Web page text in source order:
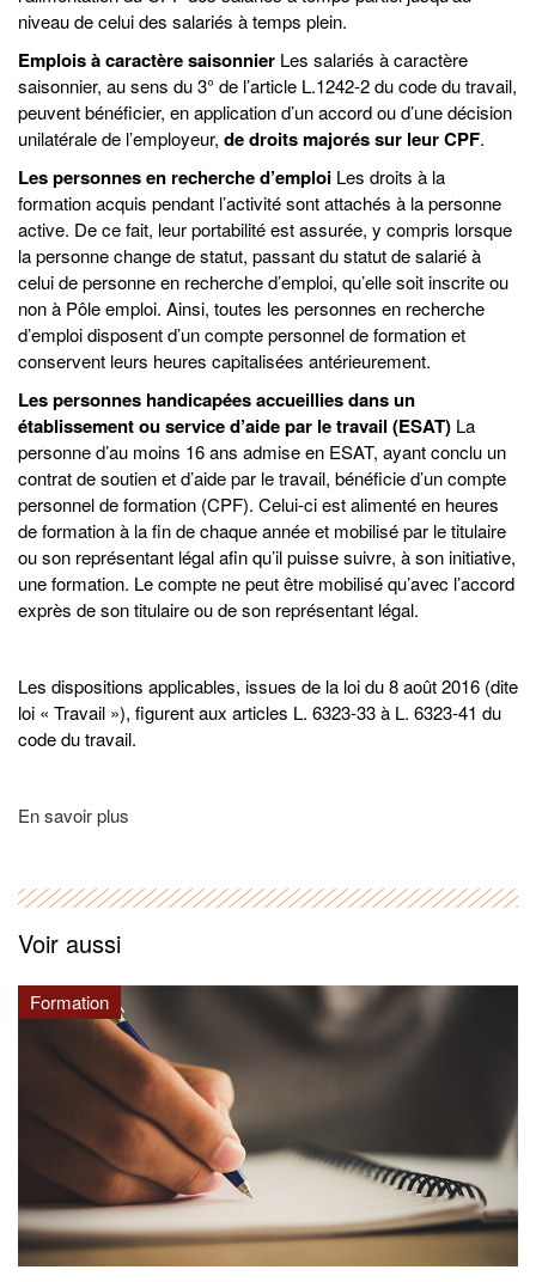
niveau de celui des salariés à temps plein.
Emplois à caractère saisonnier Les salariés à caractère
saisonnier, au sens du 3° de l’article L.1242-2 du code du travail,
peuvent bénéficier, en application d’un accord ou d’une décision
unilatérale de l’employeur, de droits majorés sur leur CPF.
Les personnes en recherche d’emploi Les droits à la
formation acquis pendant l’activité sont attachés à la personne
active. De ce fait, leur portabilité est assurée, y compris lorsque
la personne change de statut, passant du statut de salarié à
celui de personne en recherche d’emploi, qu’elle soit inscrite ou
non à Pôle emploi. Ainsi, toutes les personnes en recherche
d’emploi disposent d’un compte personnel de formation et
conservent leurs heures capitalisées antérieurement.
Les personnes handicapées accueillies dans un
établissement ou service d’aide par le travail (ESAT) La
personne d’au moins 16 ans admise en ESAT, ayant conclu un
contrat de soutien et d’aide par le travail, bénéficie d’un compte
personnel de formation (CPF). Celui-ci est alimenté en heures
de formation à la fin de chaque année et mobilisé par le titulaire
ou son représentant légal afin qu’il puisse suivre, à son initiative,
une formation. Le compte ne peut être mobilisé qu’avec l’accord
exprès de son titulaire ou de son représentant légal.
Les dispositions applicables, issues de la loi du 8 août 2016 (dite
loi « Travail »), figurent aux articles L. 6323-33 à L. 6323-41 du
code du travail.
En savoir plus
Voir aussi
Formation